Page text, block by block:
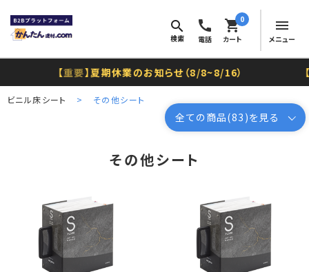
search
検索
call
電話
0
shopping_cart
カート
menu
メニュー
重要】夏期休業のお知らせ（8/8~8/16）
ビニル床シート その他シート
その他シート
全ての商品(83 )を見る